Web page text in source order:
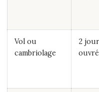
Vol ou
cambriolage
2